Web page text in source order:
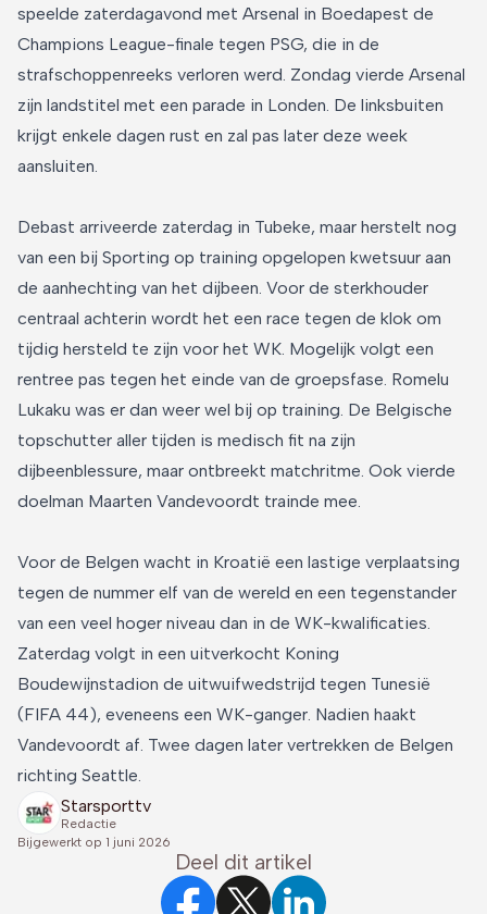
speelde zaterdagavond met Arsenal in Boedapest de
Champions League-finale tegen PSG, die in de
strafschoppenreeks verloren werd. Zondag vierde Arsenal
zijn landstitel met een parade in Londen. De linksbuiten
krijgt enkele dagen rust en zal pas later deze week
aansluiten.
Debast arriveerde zaterdag in Tubeke, maar herstelt nog
van een bij Sporting op training opgelopen kwetsuur aan
de aanhechting van het dijbeen. Voor de sterkhouder
centraal achterin wordt het een race tegen de klok om
tijdig hersteld te zijn voor het WK. Mogelijk volgt een
rentree pas tegen het einde van de groepsfase. Romelu
Lukaku was er dan weer wel bij op training. De Belgische
topschutter aller tijden is medisch fit na zijn
dijbeenblessure, maar ontbreekt matchritme. Ook vierde
doelman Maarten Vandevoordt trainde mee.
Voor de Belgen wacht in Kroatië een lastige verplaatsing
tegen de nummer elf van de wereld en een tegenstander
van een veel hoger niveau dan in de WK-kwalificaties.
Zaterdag volgt in een uitverkocht Koning
Boudewijnstadion de uitwuifwedstrijd tegen Tunesië
(FIFA 44), eveneens een WK-ganger. Nadien haakt
Vandevoordt af. Twee dagen later vertrekken de Belgen
richting Seattle.
Starsporttv
Redactie
Bijgewerkt op 1 juni 2026
Deel dit artikel